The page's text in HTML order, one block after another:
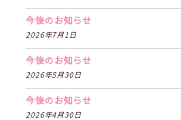
今後のお知らせ
2026年7月1日
今後のお知らせ
2026年5月30日
今後のお知らせ
2026年4月30日